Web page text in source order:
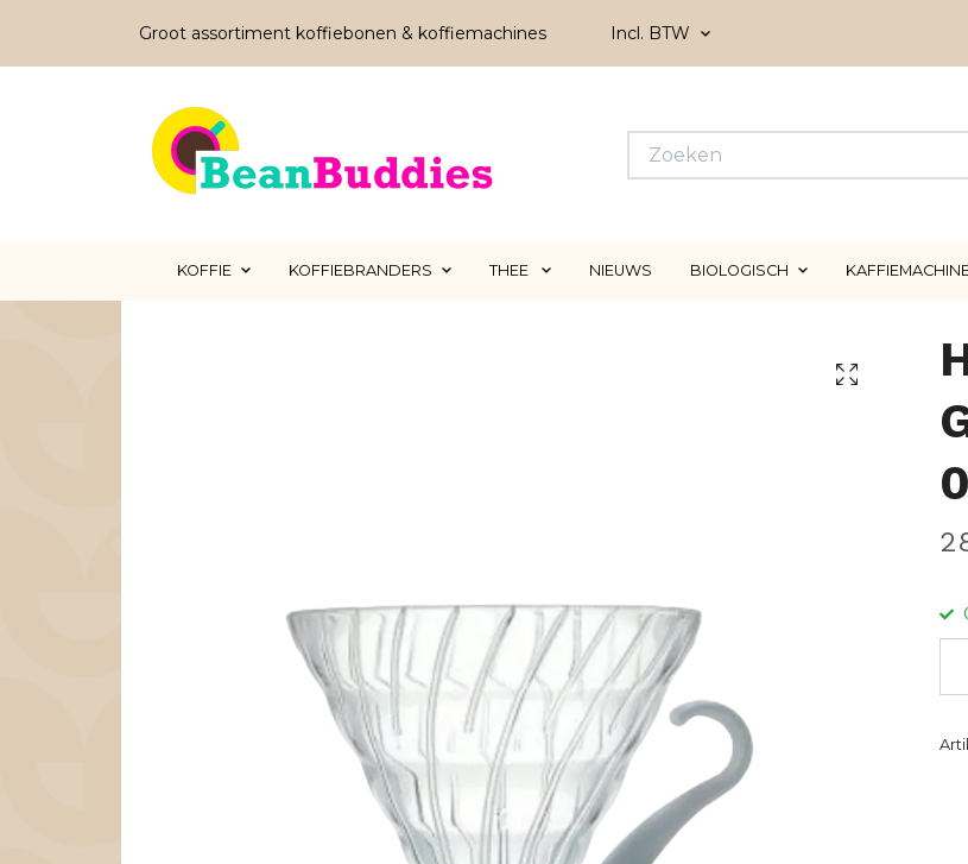
Groot assortiment koffiebonen & koffiemachines Incl. BTW
KOFFIE KOFFIEBRANDERS THEE NIEUWS BIOLOGISCH